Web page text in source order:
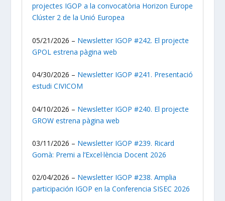
projectes IGOP a la convocatòria Horizon Europe
Clúster 2 de la Unió Europea
05/21/2026 – Newsletter IGOP #242. El projecte
GPOL estrena pàgina web
04/30/2026 – Newsletter IGOP #241. Presentació
estudi CIVICOM
04/10/2026 – Newsletter IGOP #240. El projecte
GROW estrena pàgina web
03/11/2026 – Newsletter IGOP #239. Ricard
Gomà: Premi a l’Excel·lència Docent 2026
02/04/2026 – Newsletter IGOP #238. Amplia
participación IGOP en la Conferencia SISEC 2026